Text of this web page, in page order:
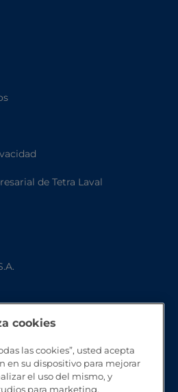
de Tetra Laval
cookies
las cookies”, usted acepta
en su dispositivo para mejorar
el uso del mismo, y
para marketing.